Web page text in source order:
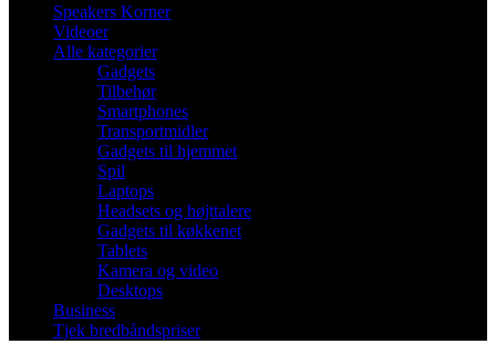
Speakers Korner
Videoer
Alle kategorier
Gadgets
Tilbehør
Smartphones
Transportmidler
Gadgets til hjemmet
Spil
Laptops
Headsets og højttalere
Gadgets til køkkenet
Tablets
Kamera og video
Desktops
Business
Tjek bredbåndspriser